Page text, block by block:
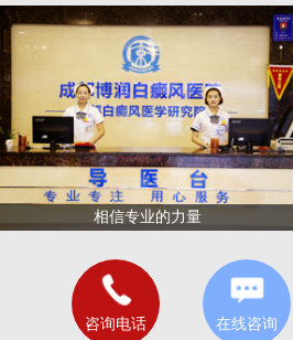
相信专业的力量
咨询电话 在线咨询